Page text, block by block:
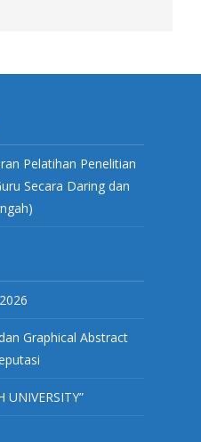
Pelatihan Penelitian
Secara Daring dan
Graphical Abstract
UNIVERSITY”